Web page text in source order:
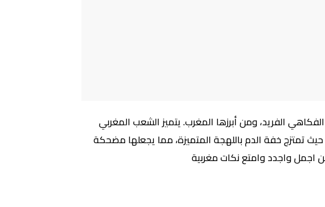
تُعرف بحسها الفكاهي الفريد، ومن أبرزها المغرب. يتميز الشعب المغربي
تمتزج خفة الدم باللهجة المتميزة، مما يجعلها مضحكة
واجدد وامتع نكات مغربية